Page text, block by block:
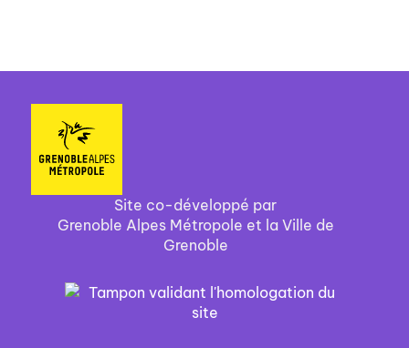
Site co-développé par
Grenoble Alpes Métropole et la Ville de
Grenoble